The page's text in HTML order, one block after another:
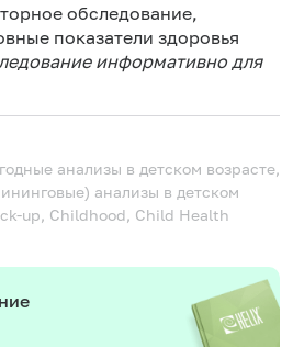
обследование,
показатели здоровья
информативно для
анализы в детском возрасте,
анализы в детском
up, Childhood, Child Health